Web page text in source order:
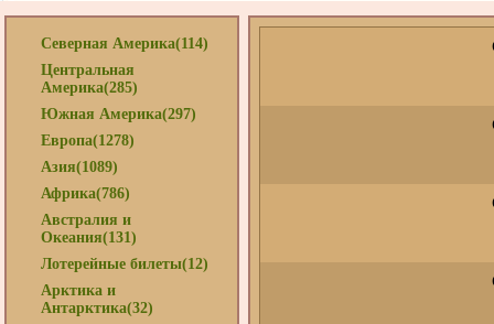
Северная Америка(114)
Центральная
Америка(285)
Южная Америка(297)
Европа(1278)
Азия(1089)
Африка(786)
Австралия и
Океания(131)
Лотерейные билеты(12)
Арктика и
Антарктика(32)